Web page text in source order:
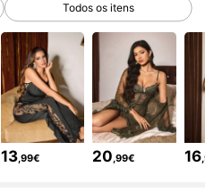
Todos os itens
13,99€ 20,99€ 16